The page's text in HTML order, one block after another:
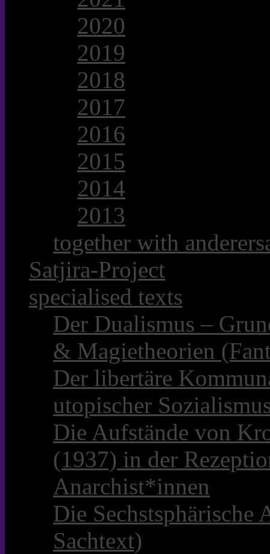
2020
2019
2018
2017
2016
2015
2014
2013
together with
Satjira-Project
specialised texts
Der Dualismus –
& Magietheorien
Der libertäre
utopischer
Die Aufstände von
(1937) in der
Anarchist*innen
Die Sechstsphärische
Sachtext)